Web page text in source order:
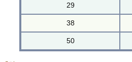
29
38
50